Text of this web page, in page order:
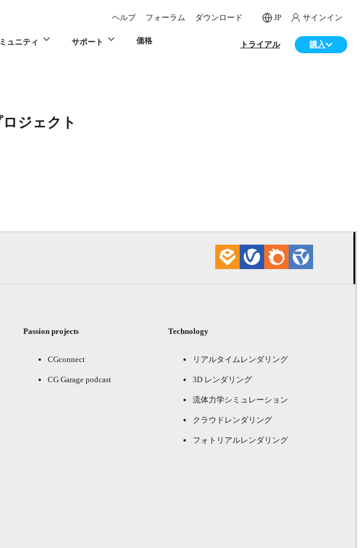
ヘルプ フォーラム ダウンロード JP サインイン
ュニティ サポート 価格 トライアル 購入
ロジェクト
Passion projects
CGconnect
CG Garage podcast
Technology
リアルタイムレンダリング
3D レンダリング
流体力学シミュレーション
クラウドレンダリング
フォトリアルレンダリング